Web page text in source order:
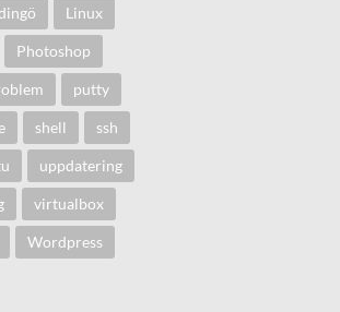
Linux
Photoshop
putty
shell ssh
uppdatering
virtualbox
Wordpress